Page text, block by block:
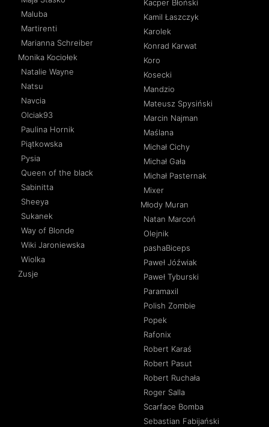
Maluba
Martirenti
Marianna Schreiber
Monika Kociołek
Natalie Wayne
Natsu
Navcia
Olciak93
Paulina Hornik
Piątkowska
Pysia
Queen of the black
Sabinitta
Sheeya
Sukanek
Way of Blonde
Wiki Jaroniewska
Wiolka
Zusje
Kacper Błoński
Kamil Łaszczyk
Karolek
Konrad Karwat
Koro
Kosecki
Mandzio
Mateusz Spysiński
Marcin Najman
Maślana
Michał Cichy
Michał Gała
Michał Pasternak
Mixer
Młody Muran
Natan Marcoń
Olejnik
pashaBiceps
Paweł Jóźwiak
Paweł Tyburski
Paramaxil
Polish Zombie
Popek
Rafonix
Robert Karaś
Robert Pasut
Robert Ruchała
Roger Salla
Scarface Bomba
Sebastian Fabijański